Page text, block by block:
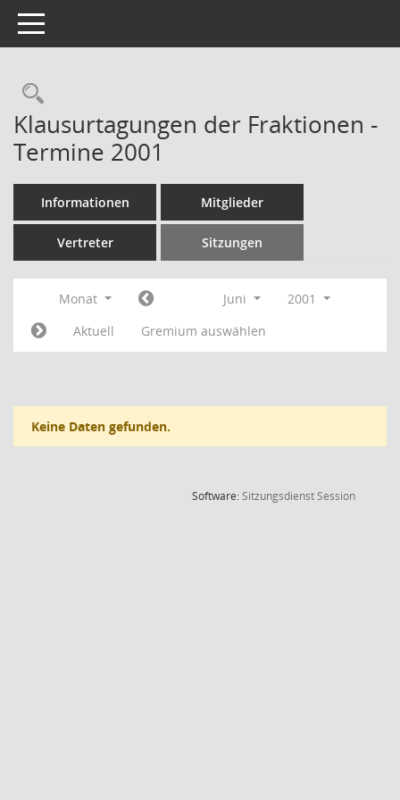
Toggle navigation
Rechercheauswahl
Klausurtagungen der Fraktionen -
Termine 2001
Informationen Mitglieder
Vertreter Sitzungen
Monat Juni
2001
Aktuell
Gremium auswählen
Keine Daten gefunden.
Software:SitzungsdienstSession(Wird in